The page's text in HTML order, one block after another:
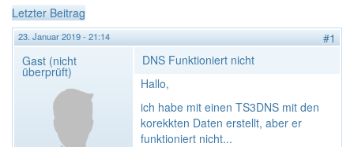
Letzter Beitrag
23. Januar 2019 - 21:14
#1
Gast (nicht
überprüft)
DNS Funktioniert nicht
Hallo,
ich habe mit einen TS3DNS mit den
korekkten Daten erstellt, aber er
funktioniert nicht...